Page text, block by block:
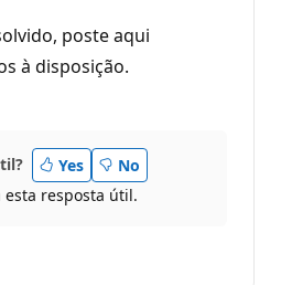
poste aqui
à disposição.
Yes
No
esta resposta útil.